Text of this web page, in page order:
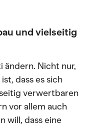
und vielseitig
ändern. Nicht nur,
dass es sich
verwertbaren
vor allem auch
will, dass eine